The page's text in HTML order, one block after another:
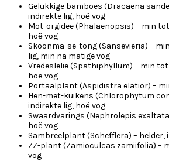
Gelukkige bamboes (Dracaena
indirekte lig, hoё vog
Mot-orgidee (Phalaenopsis) – min
hoё vog
Skoonma-se-tong (Sansevieria) –
lig, min na matige vog
Vredeslelie (Spathiphyllum) – min
hoë vog
Portaalplant (Aspidistra elatior) –
Hen-met-kuikens (Chlorophytum
indirekte lig, hoë vog
Swaardvarings (Nephrolepis
hoë vog
Sambreelplant (Schefflera) – helder,
ZZ-plant (Zamioculcas zamiifolia) –
vog